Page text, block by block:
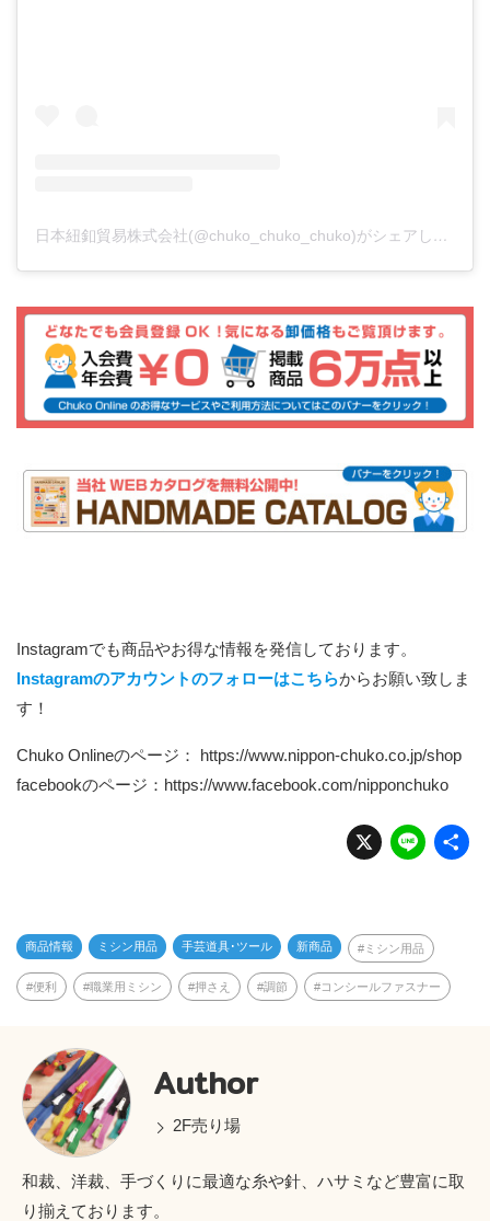
日本紐釦貿易株式会社(@chuko_chuko_chuko)がシェアした投稿
Instagramでも商品やお得な情報を発信しております。
Instagramのアカウントのフォローはこちらからお願い致しま
す！
Chuko Onlineのページ： https://www.nippon-chuko.co.jp/shop
facebookのページ： https://www.facebook.com/nipponchuko
X Li
n
商品情報 ミシン用品 手芸道具･ツール 新商品 ミシン用品
便利 職業用ミシン 押さえ 調節 コンシールファスナー
Author
2F売り場
和裁、洋裁、手づくりに最適な糸や針、ハサミなど豊富に取
り揃えております。